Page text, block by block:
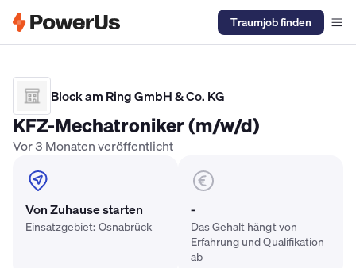
Traumjob finden
Block am Ring GmbH & Co. KG
KFZ-Mechatroniker (m/w/d)
Vor 3 Monaten veröffentlicht
Von Zuhause starten
Einsatzgebiet: Osnabrück
-
Das Gehalt hängt von
Erfahrung und Qualifikation
ab